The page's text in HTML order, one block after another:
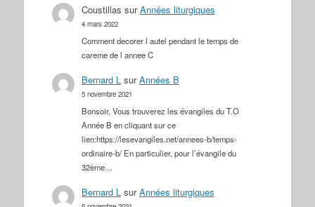
Coustillas surAnnées liturgiques
4 mars 2022
Comment decorer l autel pendant le temps de
careme de l annee C
Bernard L surAnnées B
5 novembre 2021
Bonsoir, Vous trouverez les évangiles du T.O
Année B en cliquant sur ce
lien:https://lesevangiles.net/annees-b/temps-
ordinaire-b/ En particulier, pour l’évangile du
32ème…
Bernard L surAnnées liturgiques